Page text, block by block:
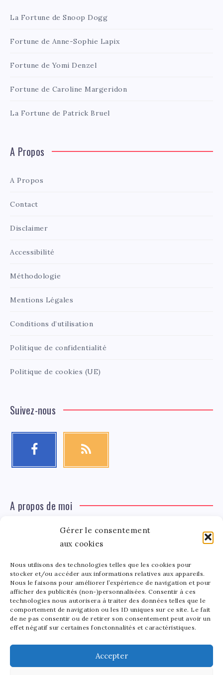
Gérer le consentement
aux cookies
Nous utilisons des technologies telles que les cookies pour
stocker et/ou accéder aux informations relatives aux appareils.
Nous le faisons pour améliorer l’expérience de navigation et pour
afficher des publicités (non-)personnalisées. Consentir à ces
technologies nous autorisera à traiter des données telles que le
comportement de navigation ou les ID uniques sur ce site. Le fait
de ne pas consentir ou de retirer son consentement peut avoir un
effet négatif sur certaines fonctonnalités et caractéristiques.
Accepter
La Fortune de Snoop Dogg
Fortune de Anne-Sophie Lapix
Fortune de Yomi Denzel
Fortune de Caroline Margeridon
La Fortune de Patrick Bruel
A Propos
A Propos
Contact
Disclaimer
Accessibilité
Méthodologie
Mentions Légales
Conditions d’utilisation
Politique de confidentialité
Politique de cookies (UE)
Suivez-nous
A propos de moi
Tinger
Léa Tinger
Fondatrice
Fondatrice de FortunedeStar.com, je fusionne ma
passion pour les cultures et l'économie des célébrités.
Entre la gestion de mon site et la poterie, je trouve le
bonheur dans l'équilibre de mes activités. Mère d'un
bout de chou de 5 ans, je partage avec lui l'amour de
l'art sous toutes ses formes.